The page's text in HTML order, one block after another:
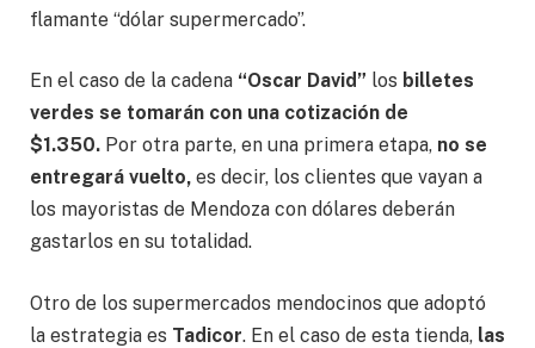
flamante “dólar supermercado”.
En el caso de la cadena “Oscar David” los billetes
verdes se tomarán con una cotización de
$1.350. Por otra parte, en una primera etapa, no se
entregará vuelto, es decir, los clientes que vayan a
los mayoristas de Mendoza con dólares deberán
gastarlos en su totalidad.
Otro de los supermercados mendocinos que adoptó
la estrategia es Tadicor. En el caso de esta tienda, las